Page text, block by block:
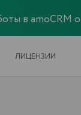
в amoCRM